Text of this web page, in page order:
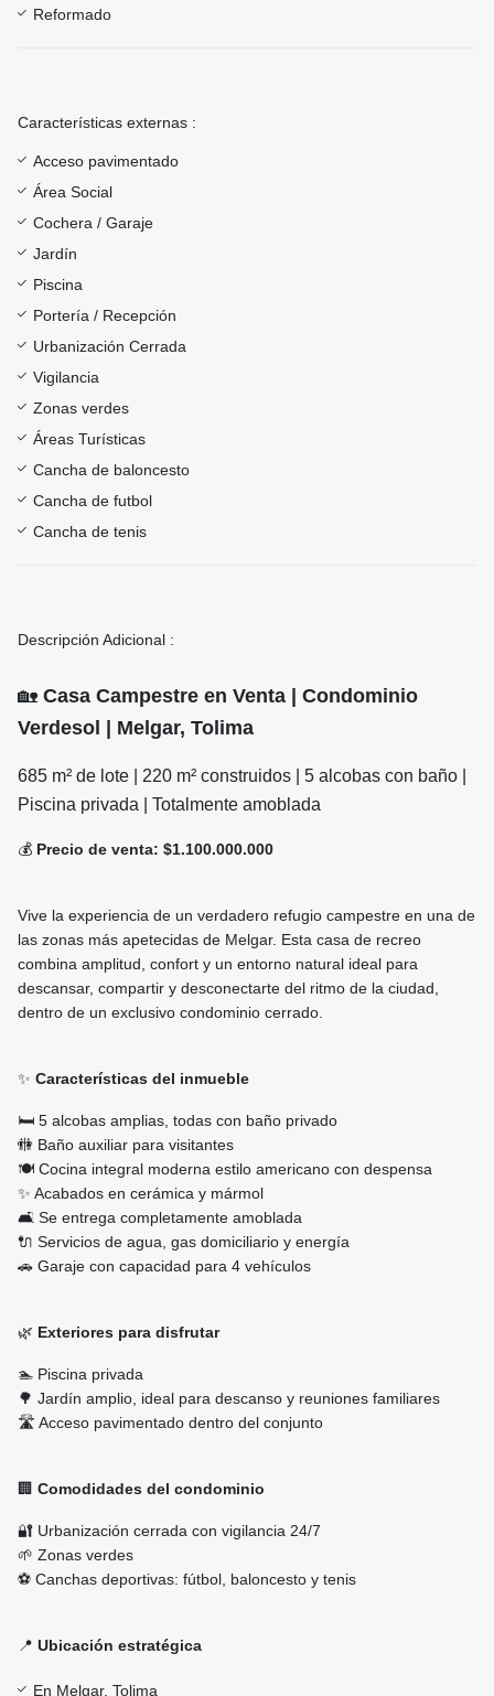
Reformado
Características externas :
Acceso pavimentado
Área Social
Cochera / Garaje
Jardín
Piscina
Portería / Recepción
Urbanización Cerrada
Vigilancia
Zonas verdes
Áreas Turísticas
Cancha de baloncesto
Cancha de futbol
Cancha de tenis
Descripción Adicional :
🏡 Casa Campestre en Venta | Condominio
Verdesol | Melgar, Tolima
685 m² de lote | 220 m² construidos | 5 alcobas con baño |
Piscina privada | Totalmente amoblada
💰 Precio de venta: $1.100.000.000
Vive la experiencia de un verdadero refugio campestre en una de
las zonas más apetecidas de Melgar. Esta casa de recreo
combina amplitud, confort y un entorno natural ideal para
descansar, compartir y desconectarte del ritmo de la ciudad,
dentro de un exclusivo condominio cerrado.
✨ Características del inmueble
🛏️ 5 alcobas amplias, todas con baño privado
🚻 Baño auxiliar para visitantes
🍽️ Cocina integral moderna estilo americano con despensa
✨ Acabados en cerámica y mármol
🛋️ Se entrega completamente amoblada
🔌 Servicios de agua, gas domiciliario y energía
🚗 Garaje con capacidad para 4 vehículos
🌿 Exteriores para disfrutar
🏊 Piscina privada
🌳 Jardín amplio, ideal para descanso y reuniones familiares
🛣️ Acceso pavimentado dentro del conjunto
🏢 Comodidades del condominio
🔐 Urbanización cerrada con vigilancia 24/7
🌱 Zonas verdes
⚽ Canchas deportivas: fútbol, baloncesto y tenis
📍 Ubicación estratégica
En Melgar, Tolima